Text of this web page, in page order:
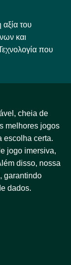
αξία του
και
που
cheia de
melhores jogos
escolha certa.
jogo imersiva,
disso, nossa
garantindo
dados.